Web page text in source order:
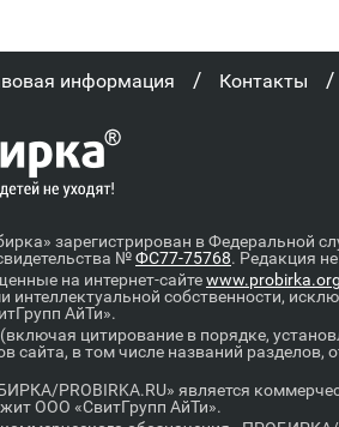
информация / Контакты /
зарегистрирован в Федеральной
№ФС77-75768. Редакция
на интернет-сайтеwww.probirka.org
интеллектуальной собственности,
АйТи».
цитирование в порядке,
сайта, в том числе названий
PROBIRKA.RU» является
ООО «СвитГрупп АйТи».